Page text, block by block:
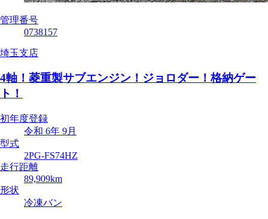
管理番号
0738157
埼玉支店
4軸！菱重製サブエンジン！ジョロダー！格納ゲー
ト！
初年度登録
令和 6年 9月
型式
2PG-FS74HZ
走行距離
89,909km
形状
冷凍バン